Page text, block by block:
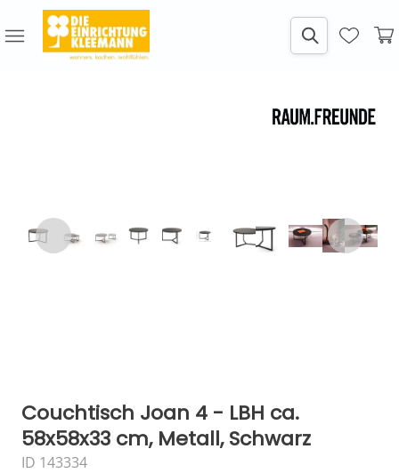
Couchtisch Joan 4 - LBH ca.
58x58x33 cm, Metall, Schwarz
ID 143334